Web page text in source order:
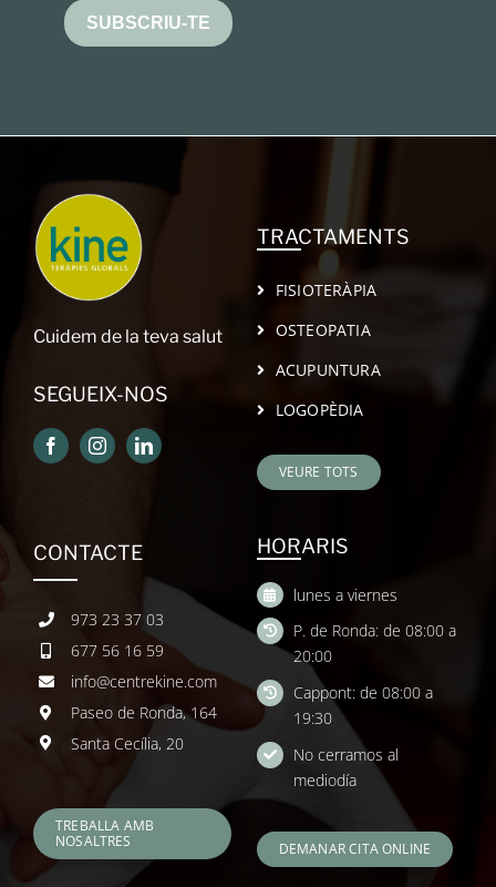
SUBSCRIU-TE
Cuidem de la teva salut
SEGUEIX-NOS
TRACTAMENTS
FISIOTERÀPIA
OSTEOPATIA
ACUPUNTURA
LOGOPÈDIA
VEURE TOTS
CONTACTE
973 23 37 03
677 56 16 59
info@centrekine.com
Paseo de Ronda, 164
Santa Cecília, 20
TREBALLA AMB
NOSALTRES
HORARIS
lunes a viernes
P. de Ronda: de 08:00 a
20:00
Cappont: de 08:00 a
19:30
No cerramos al
mediodía
DEMANAR CITA ONLINE